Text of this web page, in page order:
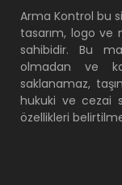
Arma Kontrol bu
tasarım, logo ve
sahibidir. Bu
olmadan ve
saklanamaz,
hukuki ve cezai
özellikleri